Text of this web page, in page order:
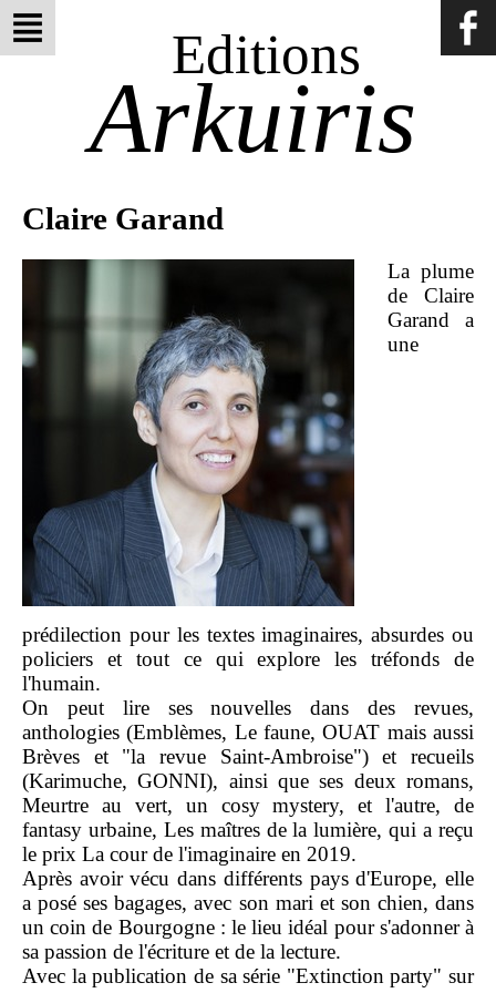
Editions
Arkuiris
Claire Garand
La plume
de Claire
Garand a
une
prédilection pour les textes imaginaires, absurdes ou
policiers et tout ce qui explore les tréfonds de
l'humain.
On peut lire ses nouvelles dans des revues,
anthologies (Emblèmes, Le faune, OUAT mais aussi
Brèves et "la revue Saint-Ambroise") et recueils
(Karimuche, GONNI), ainsi que ses deux romans,
Meurtre au vert, un cosy mystery, et l'autre, de
fantasy urbaine, Les maîtres de la lumière, qui a reçu
le prix La cour de l'imaginaire en 2019.
Après avoir vécu dans différents pays d'Europe, elle
a posé ses bagages, avec son mari et son chien, dans
un coin de Bourgogne : le lieu idéal pour s'adonner à
sa passion de l'écriture et de la lecture.
Avec la publication de sa série "Extinction party" sur